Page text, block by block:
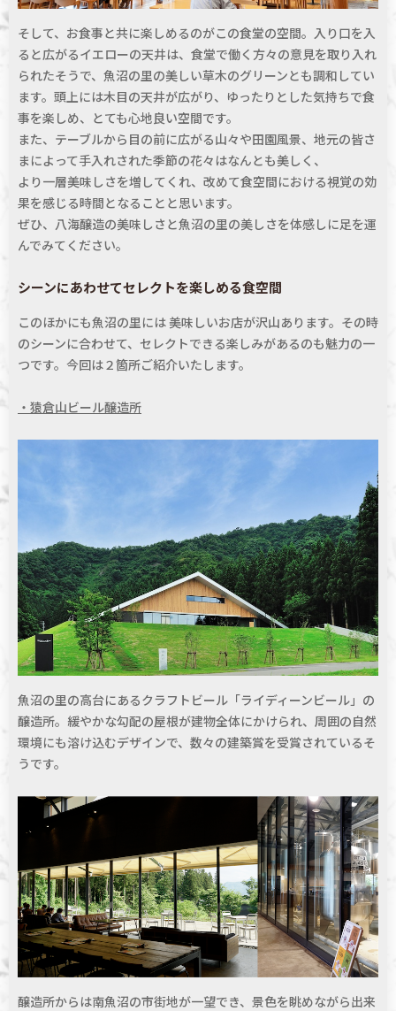
そして、お食事と共に楽しめるのがこの食堂の空間。入り口を入
ると広がるイエローの天井は、食堂で働く方々の意見を取り入れ
られたそうで、魚沼の里の美しい草木のグリーンとも調和してい
ます。頭上には木目の天井が広がり、ゆったりとした気持ちで食
事を楽しめ、とても心地良い空間です。
また、テーブルから目の前に広がる山々や田園風景、地元の皆さ
まによって手入れされた季節の花々はなんとも美しく、
より一層美味しさを増してくれ、改めて食空間における視覚の効
果を感じる時間となることと思います。
ぜひ、八海醸造の美味しさと魚沼の里の美しさを体感しに足を運
んでみてください。
シーンにあわせてセレクトを楽しめる食空間
このほかにも魚沼の里には 美味しいお店が沢山あります。その時
のシーンに合わせて、セレクトできる楽しみがあるのも魅力の一
つです。今回は２箇所ご紹介いたします。
・猿倉山ビール醸造所
魚沼の里の高台にあるクラフトビール「ライディーンビール」の
醸造所。緩やかな勾配の屋根が建物全体にかけられ、周囲の自然
環境にも溶け込むデザインで、数々の建築賞を受賞されているそ
うです。
醸造所からは南魚沼の市街地が一望でき、景色を眺めながら出来